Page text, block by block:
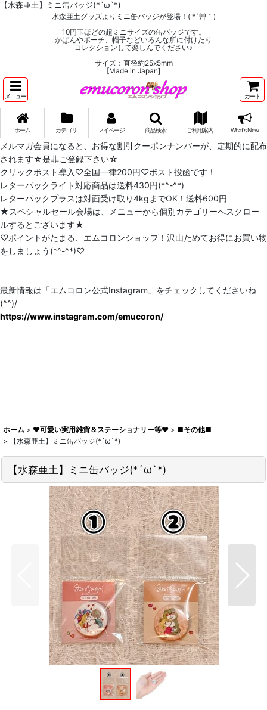
【水森亜土】ミニ缶バッジ(*´ω`*)
水森亜土グッズよりミニ缶バッジが登場！( *´艸｀)
10円玉ほどの超ミニサイズの缶バッジです。
かばんやポーチ、帽子などいろんな所に付けたり
コレクションして楽しんでください♪
サイズ：直径約25x5mm
[Made in Japan]
メニュー カート
ホーム カテゴリ マイページ 商品検索 ご利用案内 What's New
メルマガ会員になると、お得な割引クーポンナンバーが、定期的に配布
されます☆是非ご登録下さい☆
クリックポスト導入♡全国一律200円♡ポスト投函です！
レターパックライト対応商品は送料430円(*^-^*)
レターパックプラスは対面受け取り4kgまでOK！送料600円
★スペシャルセール会場は、メニューから個別カテゴリーへスクロー
ルするとございます★
♡ポイントがたまる、エムコロンショップ！沢山ためてお得にお買い物
をしましょう(*^-^*)♡
最新情報は「エムコロン公式Instagram」をチェックしてくださいね
(^^)/
https://www.instagram.com/emucoron/
ホーム > ♥可愛い実用雑貨＆ステーショナリー等♥ > ■その他■
>
【水森亜土】ミニ缶バッジ(*´ω`*)
【水森亜土】ミニ缶バッジ(*´ω`*)